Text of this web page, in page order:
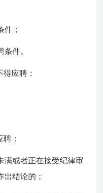
件；
件。
应聘：
：
满或者正在接受纪律审
结论的；